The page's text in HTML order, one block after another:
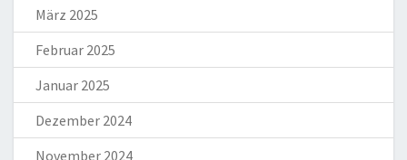
März 2025
Februar 2025
Januar 2025
Dezember 2024
November 2024